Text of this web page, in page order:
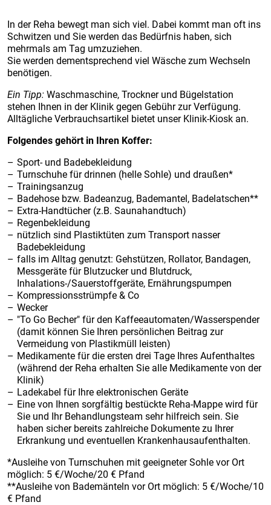
In der Reha bewegt man sich viel. Dabei kommt man oft ins
Schwitzen und Sie werden das Bedürfnis haben, sich
mehrmals am Tag umzuziehen.
Sie werden dementsprechend viel Wäsche zum Wechseln
benötigen.
Ein Tipp: Waschmaschine, Trockner und Bügelstation
stehen Ihnen in der Klinik gegen Gebühr zur Verfügung.
Alltägliche Verbrauchsartikel bietet unser Klinik-Kiosk an.
Folgendes gehört in Ihren Koffer:
Sport- und Badebekleidung
Turnschuhe für drinnen (helle Sohle) und draußen*
Trainingsanzug
Badehose bzw. Badeanzug, Bademantel, Badelatschen**
Extra-Handtücher (z.B. Saunahandtuch)
Regenbekleidung
nützlich sind Plastiktüten zum Transport nasser
Badebekleidung
falls im Alltag genutzt: Gehstützen, Rollator, Bandagen,
Messgeräte für Blutzucker und Blutdruck,
Inhalations-/Sauerstoffgeräte, Ernährungspumpen
Kompressionsstrümpfe & Co
Wecker
"To Go Becher" für den Kaffeeautomaten/Wasserspender
(damit können Sie Ihren persönlichen Beitrag zur
Vermeidung von Plastikmüll leisten)
Medikamente für die ersten drei Tage Ihres Aufenthaltes
(während der Reha erhalten Sie alle Medikamente von der
Klinik)
Ladekabel für Ihre elektronischen Geräte
Eine von Ihnen sorgfältig bestückte Reha-Mappe wird für
Sie und Ihr Behandlungsteam sehr hilfreich sein. Sie
haben sicher bereits zahlreiche Dokumente zu Ihrer
Erkrankung und eventuellen Krankenhausaufenthalten.
*Ausleihe von Turnschuhen mit geeigneter Sohle vor Ort
möglich: 5 €/Woche/20 € Pfand
**Ausleihe von Bademänteln vor Ort möglich: 5 €/Woche/10
€ Pfand